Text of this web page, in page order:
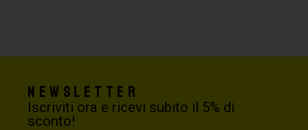
Newsletter
Iscriviti ora e ricevi subito il 5% di
sconto!